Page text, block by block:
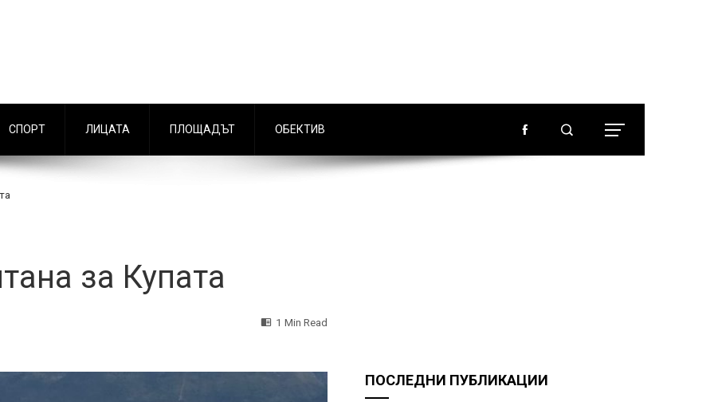
СПОРТ ЛИЦАТА ПЛОЩАДЪТ ОБЕКТИВ
за Купата
1 Min Read
ПОСЛЕДНИ ПУБЛИКАЦИИ